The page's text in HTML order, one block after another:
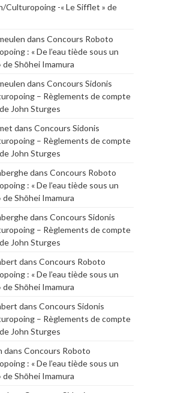
Culturopoing -« Le Sifflet » de
dans Concours Roboto
: « De l’eau tiède sous un
Shōhei Imamura
dans Concours Sidonis
– Règlements de compte
John Sturges
dans Concours Sidonis
– Règlements de compte
John Sturges
dans Concours Roboto
: « De l’eau tiède sous un
Shōhei Imamura
dans Concours Sidonis
– Règlements de compte
John Sturges
dans Concours Roboto
: « De l’eau tiède sous un
Shōhei Imamura
dans Concours Sidonis
– Règlements de compte
John Sturges
dans Concours Roboto
: « De l’eau tiède sous un
Shōhei Imamura